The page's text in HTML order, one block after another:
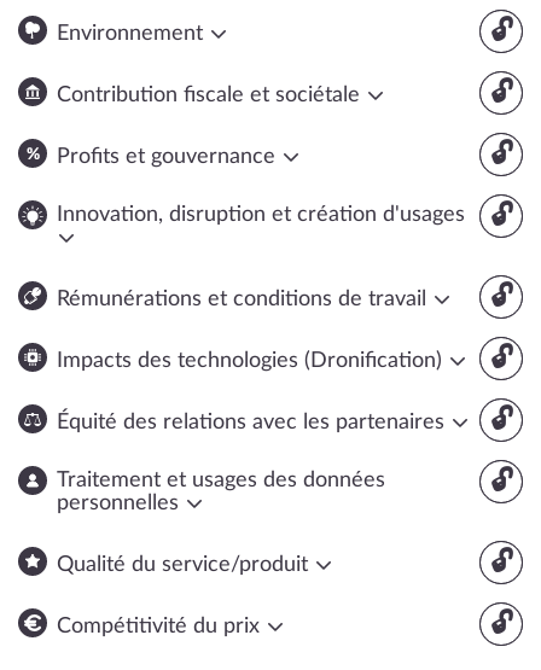
🔓
Environnement
🔓
Contribution fiscale et sociétale
🔓
Profits et gouvernance
🔓
Innovation, disruption et création d'usages
🔓
Rémunérations et conditions de travail
🔓
Impacts des technologies (Dronification)
🔓
Équité des relations avec les partenaires
🔓
Traitement et usages des données
personnelles
🔓
Qualité du service/produit
🔓
Compétitivité du prix